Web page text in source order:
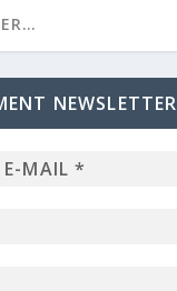
NEWSLETTER